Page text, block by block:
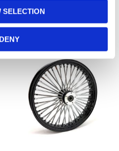
SELECTION
DENY